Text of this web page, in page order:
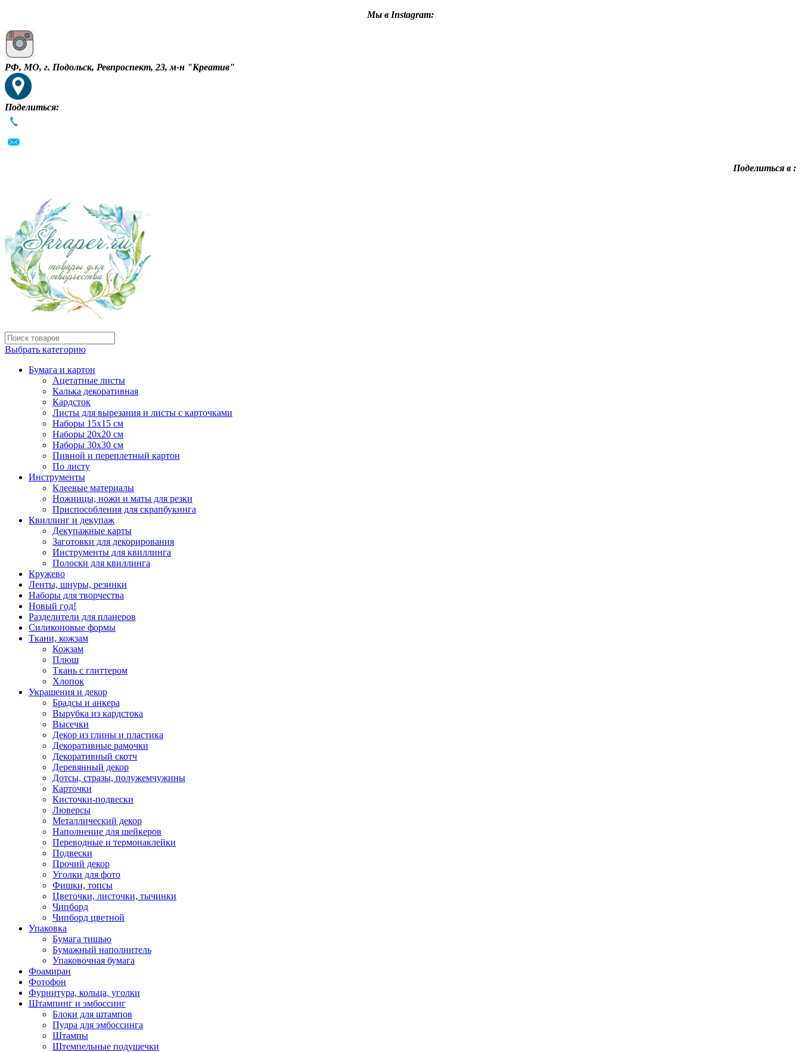
Мы в Instagram:
РФ, МО, г. Подольск, Ревпроспект, 23, м-н "Креатив"
Поделиться:
Поделиться в :
Выбрать категорию
Бумага и картон
Ацетатные листы
Калька декоративная
Кардсток
Листы для вырезания и листы с карточками
Наборы 15х15 см
Наборы 20х20 см
Наборы 30х30 см
Пивной и переплетный картон
По листу
Инструменты
Клеевые материалы
Ножницы, ножи и маты для резки
Приспособления для скрапбукинга
Квиллинг и декупаж
Декупажные карты
Заготовки для декорирования
Инструменты для квиллинга
Полоски для квиллинга
Кружево
Ленты, шнуры, резинки
Наборы для творчества
Новый год!
Разделители для планеров
Силиконовые формы
Ткани, кожзам
Кожзам
Плюш
Ткань с глиттером
Хлопок
Украшения и декор
Брадсы и анкера
Вырубка из кардстока
Высечки
Декор из глины и пластика
Декоративные рамочки
Декоративный скотч
Деревянный декор
Дотсы, стразы, полужемчужины
Карточки
Кисточки-подвески
Люверсы
Металлический декор
Наполнение для шейкеров
Переводные и термонаклейки
Подвески
Прочий декор
Уголки для фото
Фишки, топсы
Цветочки, листочки, тычинки
Чипборд
Чипборд цветной
Упаковка
Бумага тишью
Бумажный наполнитель
Упаковочная бумага
Фоамиран
Фотофон
Фурнитура, кольца, уголки
Штампинг и эмбоссинг
Блоки для штампов
Пудра для эмбоссинга
Штампы
Штемпельные подушечки